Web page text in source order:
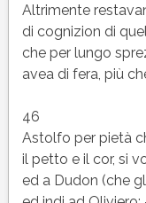
Altrimente
di cognizion di
che per lungo
avea di fera, più
46
Astolfo per pietà
il petto e il cor, si
ed a Dudon (che